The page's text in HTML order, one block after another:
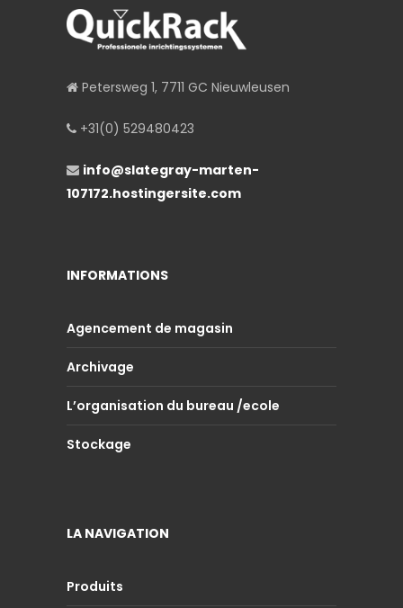
Petersweg 1, 7711 GC Nieuwleusen
+31(0) 529480423
info@slategray-marten-
107172.hostingersite.com
INFORMATIONS
Agencement de magasin
Archivage
L’organisation du bureau /ecole
Stockage
LA NAVIGATION
Produits